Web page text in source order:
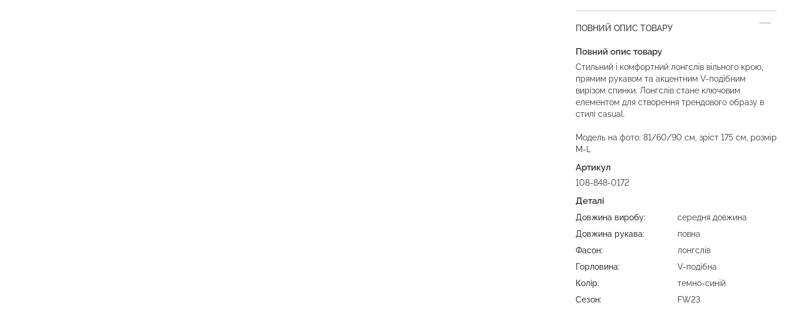
ПОВНИЙ ОПИС ТОВАРУ
Повний опис товару
Стильний і комфортний лонгслів вільного крою,
прямим рукавом та акцентним V-подібним
вирізом спинки. Лонгслів стане ключовим
елементом для створення трендового образу в
стилі casual.
Модель на фото: 81/60/90 см, зріст 175 см, розмір
M-L
Артикул
108-848-0172
Деталі
Довжина виробу:
середня довжина
Довжина рукава:
повна
Фасон:
лонгслів
Горловина:
V-подібна
Колір:
темно-синій
Сезон:
FW23